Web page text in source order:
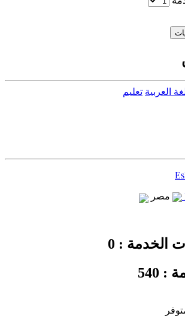
العربية تعليم
مصر
الخدمة : 0
540